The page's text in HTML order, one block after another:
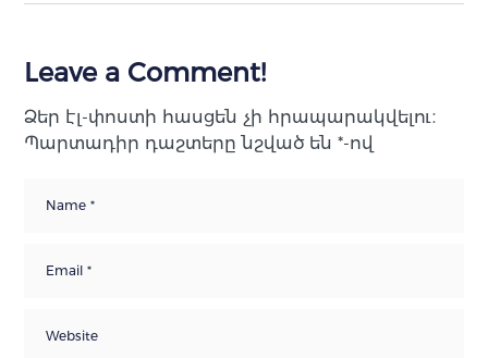
Leave a Comment!
Ձեր էլ-փոստի հասցեն չի հրապարակվելու։
Պարտադիր դաշտերը նշված են*-ով